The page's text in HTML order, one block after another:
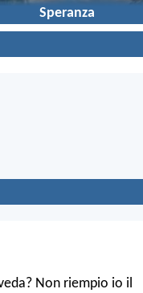
Speranza
Non riempio io il